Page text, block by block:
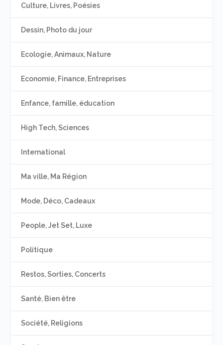
Culture, Livres, Poésies
Dessin, Photo du jour
Ecologie, Animaux, Nature
Economie, Finance, Entreprises
Enfance, famille, éducation
High Tech, Sciences
International
Ma ville, Ma Région
Mode, Déco, Cadeaux
People, Jet Set, Luxe
Politique
Restos, Sorties, Concerts
Santé, Bien être
Société, Religions